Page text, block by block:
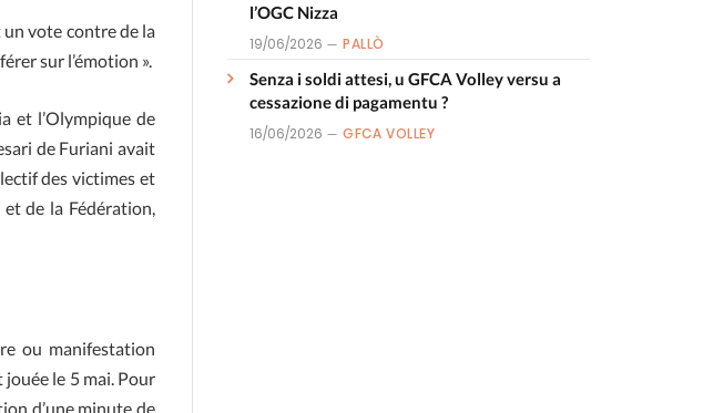
vote contre de la
sur l’émotion ».
et l’Olympique de
de Furiani avait
des victimes et
de la Fédération,
ou manifestation
jouée le 5 mai. Pour
d’une minute de
l’OGC Nizza
19/06/2026 PALLÒ
Senza i soldi attesi, u GFCA Volley versu a
cessazione di pagamentu ?
16/06/2026 GFCA VOLLEY